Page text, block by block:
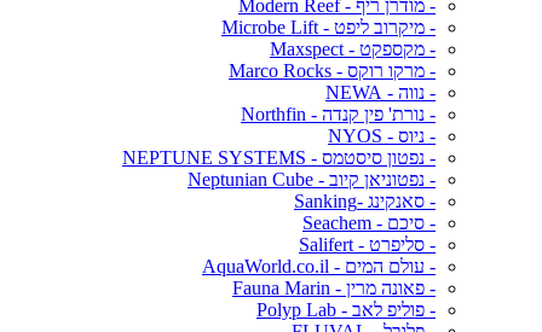
- מודרן ריף - Modern Reef
- מיקרוב ליפט - Microbe Lift
- מקספקט - Maxspect
- מרקו רוקס - Marco Rocks
- נווה - NEWA
- נורת' פין קנדה - Northfin
- ניוס - NYOS
- נפטון סיסטמס - NEPTUNE SYSTEMS
- נפטוניאן קיוב - Neptunian Cube
- סאנקינג -Sanking
- סיכם - Seachem
- סליפרט - Salifert
- עולם המים - AquaWorld.co.il
- פאונה מרין - Fauna Marin
- פוליפ לאב - Polyp Lab